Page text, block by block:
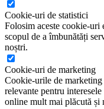
Cookie-uri de statistici
Folosim aceste cookie-uri
scopul de a îmbunătăți
noștri.
Cookie-uri de marketing
Cookie-urile de
relevante pentru
online mult mai plăcută și